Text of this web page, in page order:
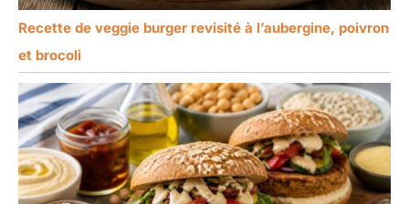
Recette de veggie burger revisité à l’aubergine, poivron
et brocoli